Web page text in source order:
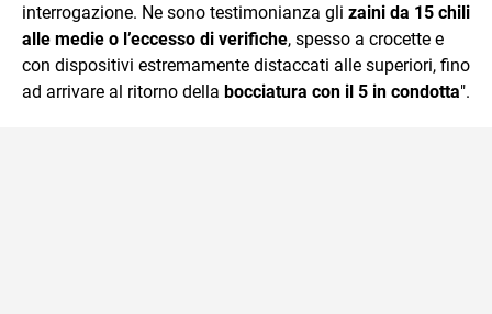
interrogazione. Ne sono testimonianza gli zaini da 15 chili
alle medie o l’eccesso di verifiche, spesso a crocette e
con dispositivi estremamente distaccati alle superiori, fino
ad arrivare al ritorno della bocciatura con il 5 in condotta".